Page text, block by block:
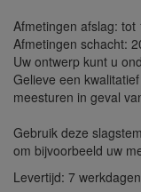
Afmetingen afslag: tot
Afmetingen schacht:
Uw ontwerp kunt u
Gelieve een
meesturen in geval
Gebruik deze
om bijvoorbeeld uw
Levertijd: 7 werkdagen